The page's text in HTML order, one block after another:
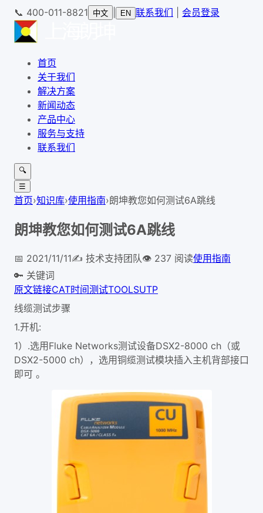
📞 400-011-8821 中文 EN 联系我们 会员登录
首页
关于我们
解决方案
新闻动态
产品中心
服务与支持
联系我们
🔍
☰
首页›知识库›使用指南›朗坤教您如何测试6A跳线
朗坤教您如何测试6A跳线
📅 2021/11/11✍️ 技术支持团队👁 237 阅读使用指南
🔑 关键词
原文链接CAT时间测试TOOLSUTP
线缆测试步骤
1.开机:
1）.选用Fluke Networks测试设备DSX2-8000 ch（或
DSX2-5000 ch），选用铜缆测试模块插入主机背部接口
即可 。